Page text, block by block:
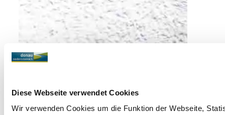
Diese Webseite verwendet Cookies
Wir verwenden Cookies um die Funktion der Webseite,